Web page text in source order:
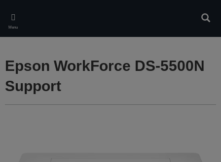
main
content
Menu
Epson WorkForce DS-5500N
Support